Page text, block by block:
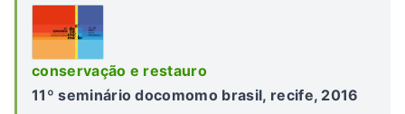
conservação e restauro
11º seminário docomomo brasil, recife, 2016